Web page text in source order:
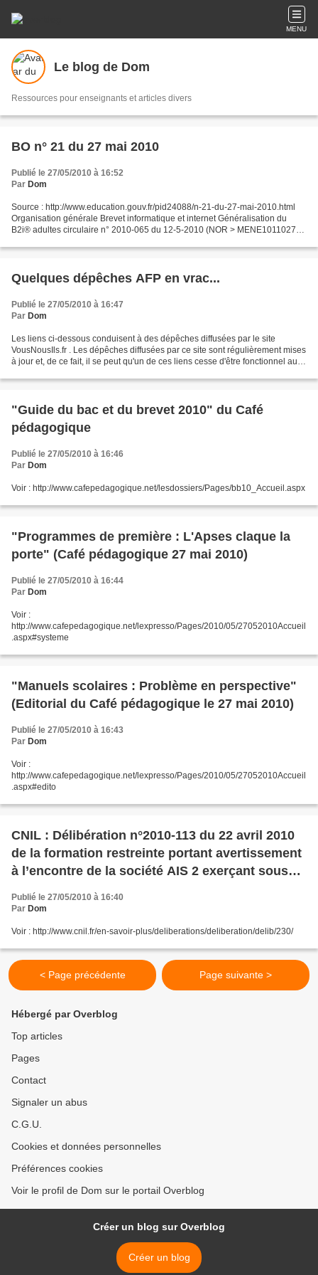
MENU
Le blog de Dom
Ressources pour enseignants et articles divers
BO n° 21 du 27 mai 2010
Publié le 27/05/2010 à 16:52
Par Dom
Source : http://www.education.gouv.fr/pid24088/n-21-du-27-mai-2010.html
Organisation générale Brevet informatique et internet Généralisation du
B2i® adultes circulaire n° 2010-065 du 12-5-2010 (NOR > MENE1011027C)
Quelques dépêches AFP en vrac...
Publié le 27/05/2010 à 16:47
Par Dom
Les liens ci-dessous conduisent à des dépêches diffusées par le site
VousNousIls.fr . Les dépêches diffusées par ce site sont régulièrement mises
à jour et, de ce fait, il se peut qu'un de ces liens cesse d'être fonctionnel au
"Guide du bac et du brevet 2010" du Café
pédagogique
Publié le 27/05/2010 à 16:46
Par Dom
Voir : http://www.cafepedagogique.net/lesdossiers/Pages/bb10_Accueil.aspx
"Programmes de première : L'Apses claque la
porte" (Café pédagogique 27 mai 2010)
Publié le 27/05/2010 à 16:44
Par Dom
Voir :
http://www.cafepedagogique.net/lexpresso/Pages/2010/05/27052010Accueil
.aspx#systeme
"Manuels scolaires : Problème en perspective"
(Editorial du Café pédagogique le 27 mai 2010)
Publié le 27/05/2010 à 16:43
Par Dom
Voir :
http://www.cafepedagogique.net/lexpresso/Pages/2010/05/27052010Accueil
.aspx#edito
CNIL : Délibération n°2010-113 du 22 avril 2010
de la formation restreinte portant avertissement
à l’encontre de la société AIS 2 exerçant sous
l’enseigne ACADOMIA
Publié le 27/05/2010 à 16:40
Par Dom
Voir : http://www.cnil.fr/en-savoir-plus/deliberations/deliberation/delib/230/
< Page précédente Page suivante >
Hébergé par Overblog
Top articles
Pages
Contact
Signaler un abus
C.G.U.
Cookies et données personnelles
Préférences cookies
Voir le profil de Dom sur le portail Overblog
Créer un blog sur Overblog
Créer un blog